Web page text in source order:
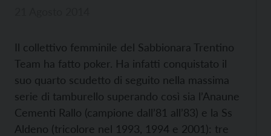
Il collettivo femminile del Sabbionara Trentino
Team ha fatto poker. Ha infatti conquistato il
suo quarto scudetto di seguito nella massima
serie di tamburello superando così sia l’Anaune
Cementi Rallo (campione dall’81 all’83) e la Ss
Aldeno (tricolore nel 1993, 1994 e 2001): tre